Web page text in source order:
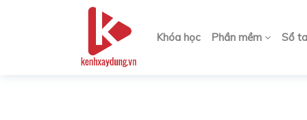
Khóa học Phần mềm Sổ